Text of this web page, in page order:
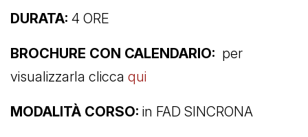
DURATA: 4 ORE
BROCHURE CON CALENDARIO: per
visualizzarla clicca qui
MODALITÀ CORSO: in FAD SINCRONA